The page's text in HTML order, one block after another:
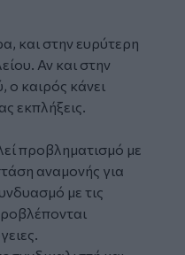
και στην ευρύτερη
Αν και στην
ο καιρός κάνει
εκπλήξεις.
προβληματισμό με
αναμονής για
με τις